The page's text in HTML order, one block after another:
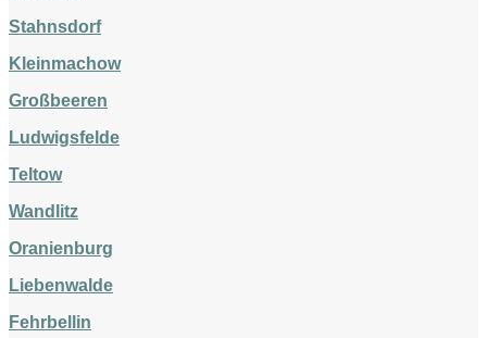
Stahnsdorf
Kleinmachow
Großbeeren
Ludwigsfelde
Teltow
Wandlitz
Oranienburg
Liebenwalde
Fehrbellin